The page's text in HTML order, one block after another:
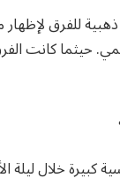
للفرق
حيثما كانت
كبيرة خلال ليلة